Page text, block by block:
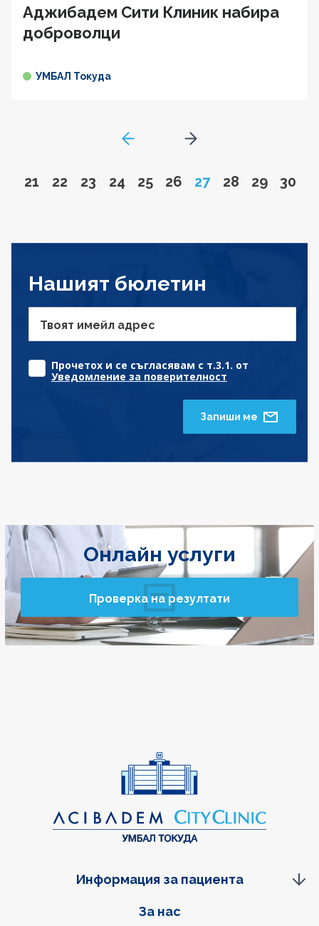
Аджибадем Сити Клиник набира
доброволци
УМБАЛ Токуда
GoToPreviousPage
Go to page
21 Go to page
22 Go to page
23 Go to page
24 Go to page
25 Go to page
26 Page
27 Go to page
28 Go to
29 Go
30
Go to next page
Нашият бюлетин
Твоят имейл адрес
Прочетох и се съгласявам с т.3.1. от
Уведомление за поверителност
Запиши ме
Онлайн услуги
Проверка на резултати
Фуутер навигация
За нас
Информация за пациента